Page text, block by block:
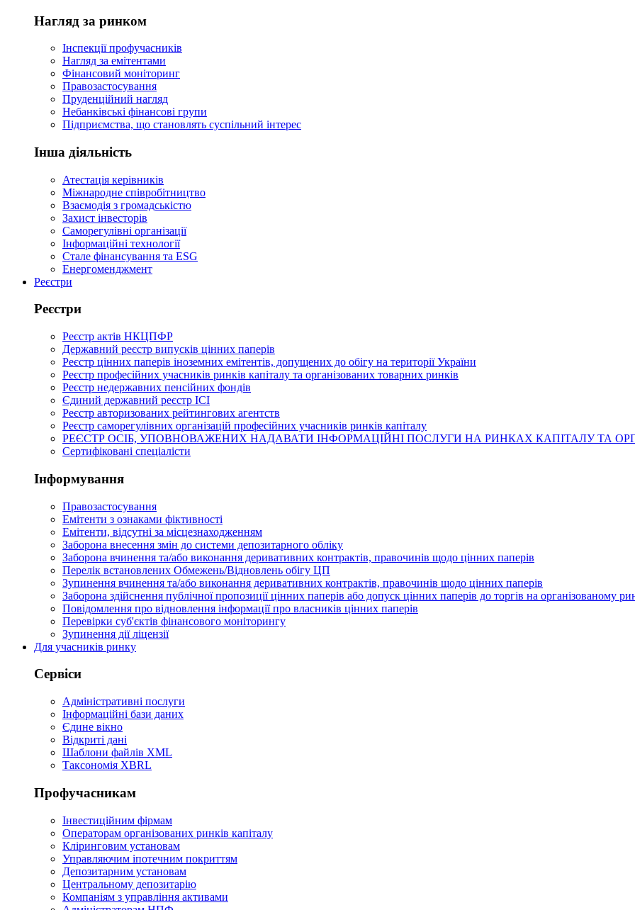
Нагляд за ринком
Інспекції профучасників
Нагляд за емітентами
Фінансовий моніторинг
Правозастосування
Пруденційний нагляд
Небанківські фінансові групи
Підприємства, що становлять суспільний інтерес
Інша діяльність
Атестація керівників
Міжнародне співробітництво
Взаємодія з громадськістю
Захист інвесторів
Саморегулівні організації
Інформаційні технології
Стале фінансування та ESG
Енергоменджмент
Реєстри
Реєстри
Реєстр актів НКЦПФР
Державний реєстр випусків цінних паперів
Реєстр цінних паперів іноземних емітентів, допущених до обігу на території України
Реєстр професійних учасників ринків капіталу та організованих товарних ринків
Реєстр недержавних пенсійних фондів
Єдиний державний реєстр ІСІ
Реєстр авторизованих рейтингових агентств
Реєстр саморегулівних організацій професійних учасників ринків капіталу
РЕЄСТР ОСІБ, УПОВНОВАЖЕНИХ НАДАВАТИ ІНФОРМАЦІЙНІ ПОСЛУГИ НА РИНКАХ КАПІТАЛУ ТА
Сертифіковані спеціалісти
Інформування
Правозастосування
Емітенти з ознаками фіктивності
Eмітенти, відсутні за місцезнаходженням
Заборона внесення змін до системи депозитарного обліку
Заборона вчинення та/або виконання деривативних контрактів, правочинів щодо цінних паперів
Перелік встановлених Обмежень/Відновлень обігу ЦП
Зупинення вчинення та/або виконання деривативних контрактів, правочинів щодо цінних паперів
Заборона здійснення публічної пропозиції цінних паперів або допуск цінних паперів до торгів на організованому
Повідомлення про відновлення інформації про власників цінних паперів
Перевірки суб'єктів фінансового моніторингу
Зупинення дії ліцензії
Для учасників ринку
Сервіси
Адміністративні послуги
Інформаційні бази даних
Єдине вікно
Відкриті дані
Шаблони файлів XML
Таксономія XBRL
Профучасникам
Інвестиційним фірмам
Операторам організованих ринків капіталу
Кліринговим установам
Управляючим іпотечним покриттям
Депозитарним установам
Центральному депозитарію
Компаніям з управління активами